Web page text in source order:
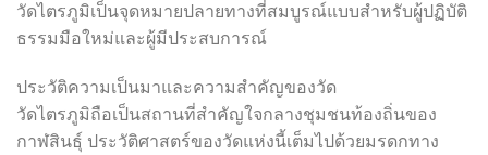
วัดไตรภูมิเป็นจุดหมายปลายทางที่สมบูรณ์แบบสำหรับผู้ปฏิบัติ
ธรรมมือใหม่และผู้มีประสบการณ์
ประวัติความเป็นมาและความสำคัญของวัด
วัดไตรภูมิถือเป็นสถานที่สำคัญใจกลางชุมชนท้องถิ่นของ
กาฬสินธุ์ ประวัติศาสตร์ของวัดแห่งนี้เต็มไปด้วยมรดกทาง